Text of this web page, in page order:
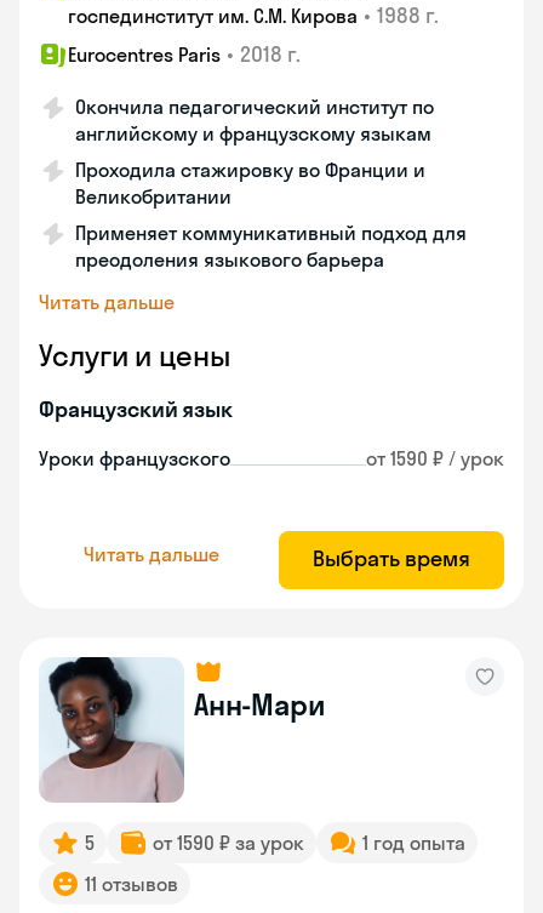
госпединститут им. С.М. Кирова • 1988 г.
Eurocentres Paris • 2018 г.
Окончила педагогический институт по
английскому и французскому языкам
Проходила стажировку во Франции и
Великобритании
Применяет коммуникативный подход для
преодоления языкового барьера
Читать дальше
Услуги и цены
Французский язык
Уроки французского от 1590 ₽ / урок
Читать дальше Выбрать время
Анн-Мари
5 от 1590 ₽ за урок
1 год опыта
11 отзывов